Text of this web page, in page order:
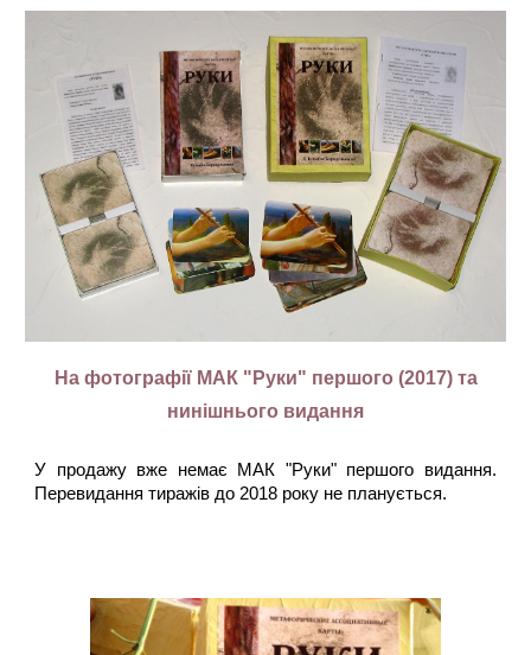
На фотографії МАК "Руки" першого (2017) та
нинішнього видання
У продажу вже немає МАК "Руки" першого видання.
Перевидання тиражів до 2018 року не планується.